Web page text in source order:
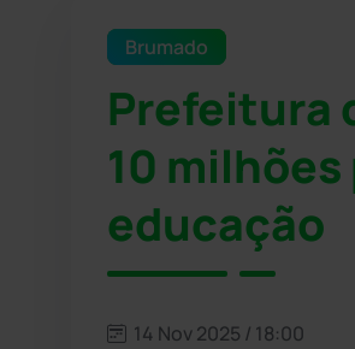
Brumado
Prefeitura
10
educação
14 Nov 2025 / 18:00